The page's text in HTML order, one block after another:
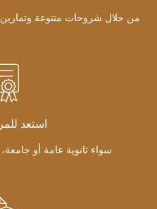
من خلال شروحات متنوعة وتمارين
استعد
سواء ثانوية عامة أو